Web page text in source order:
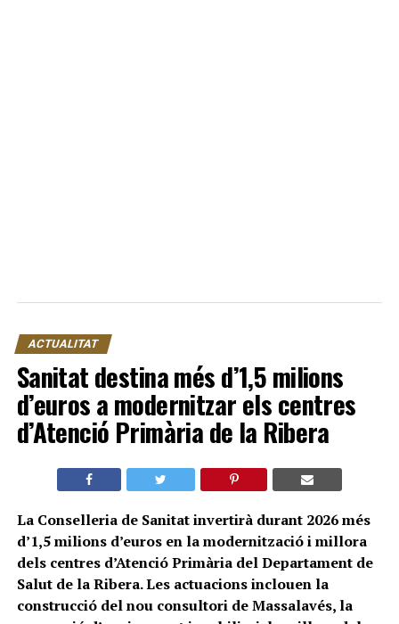
ACTUALITAT
Sanitat destina més d’1,5 milions
d’euros a modernitzar els centres
d’Atenció Primària de la Ribera
La Conselleria de Sanitat invertirà durant 2026 més
d’1,5 milions d’euros en la modernització i millora
dels centres d’Atenció Primària del Departament de
Salut de la Ribera. Les actuacions inclouen la
construcció del nou consultori de Massalavés, la